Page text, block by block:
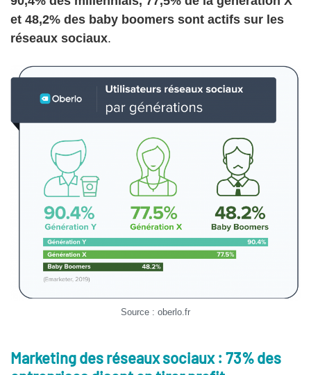
et 48,2% des baby boomers sont actifs sur les
réseaux sociaux.
Source : oberlo.fr
Marketing des réseaux sociaux : 73% des